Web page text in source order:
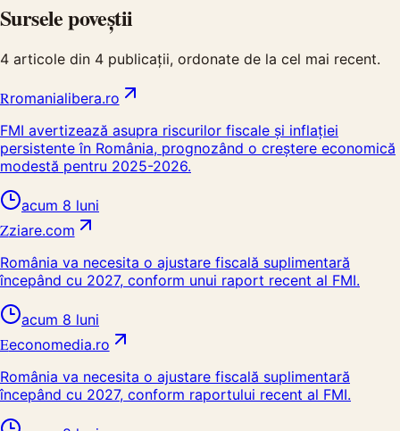
Sursele poveștii
4 articole din 4 publicații, ordonate de la cel mai recent.
Rromanialibera.ro
FMI avertizează asupra riscurilor fiscale și inflației
persistente în România, prognozând o creștere economică
modestă pentru 2025-2026.
acum 8 luni
Zziare.com
România va necesita o ajustare fiscală suplimentară
începând cu 2027, conform unui raport recent al FMI.
acum 8 luni
Eeconomedia.ro
România va necesita o ajustare fiscală suplimentară
începând cu 2027, conform raportului recent al FMI.